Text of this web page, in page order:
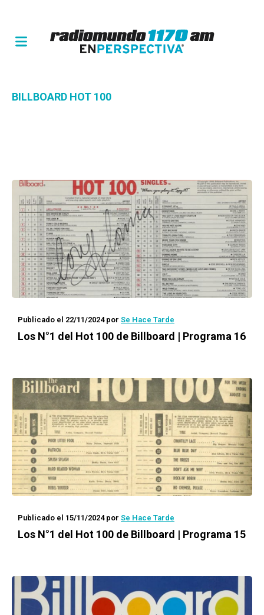
BILLBOARD HOT 100
Publicado el 22/11/2024por Se Hace Tarde
Los N°1 del Hot 100 de Billboard | Programa 16
Publicado el 15/11/2024por Se Hace Tarde
Los N°1 del Hot 100 de Billboard | Programa 15